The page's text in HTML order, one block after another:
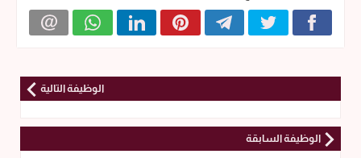
الوظيفة التالية
الوظيفة السابقة